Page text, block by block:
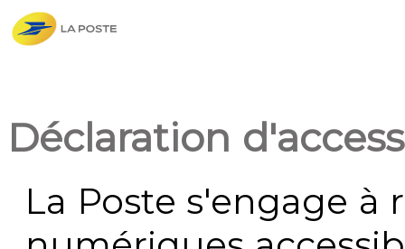
Déclaration
La Poste s'engage à